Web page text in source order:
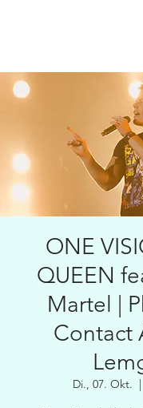
ONE
QUEEN
Martel |
Contact
Di., 07. Okt.
  |